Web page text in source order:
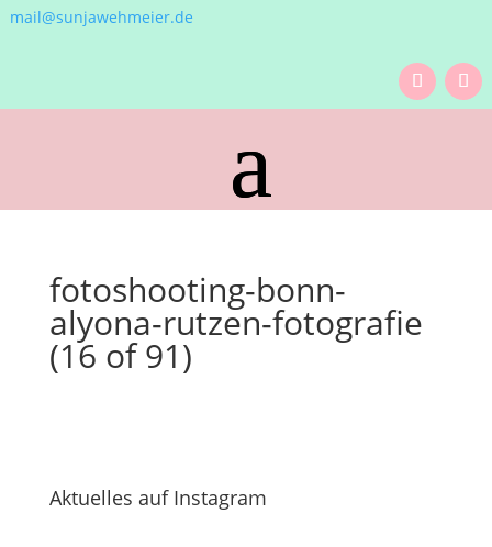
mail@sunjawehmeier.de
fotoshooting-bonn-
alyona-rutzen-fotografie
(16 of 91)
Aktuelles auf Instagram